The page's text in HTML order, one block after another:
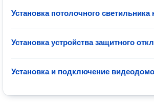
Установка потолочного светильника
Установка устройства защитного
Установка и подключение